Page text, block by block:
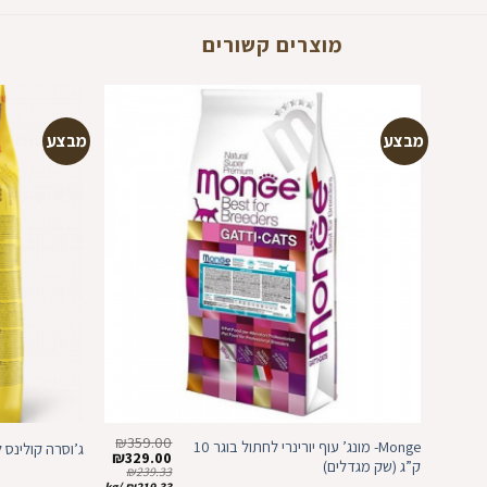
מוצרים קשורים
מבצע
Monge- מונג’ עוף יורינרי לחתול בוגר 10
ק”ג (שק מגדלים)
₪359.00
המחיר
המקורי
₪329.00 המחיר
₪239.33
מבצע
ג’וסרה קולינס